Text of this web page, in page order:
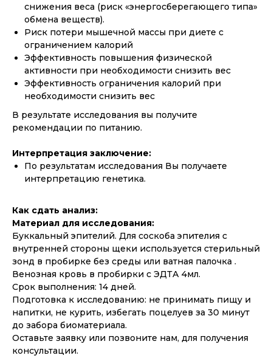
снижения веса (риск «энергосберегающего типа»
обмена веществ).
Риск потери мышечной массы при диете с
ограничением калорий
Эффективность повышения физической
активности при необходимости снизить вес
Эффективность ограничения калорий при
необходимости снизить вес
В результате исследования вы получите
рекомендации по питанию.
Интерпретация заключение:
По результатам исследования Вы получаете
интерпретацию генетика.
Как сдать анализ:
Материал для исследования:
Буккальный эпителий. Для соскоба эпителия с
внутренней стороны щеки используется стерильный
зонд в пробирке без среды или ватная палочка .
Венозная кровь в пробирки с ЭДТА 4мл.
Срок выполнения: 14 дней.
Подготовка к исследованию: не принимать пищу и
напитки, не курить, избегать поцелуев за 30 минут
до забора биоматериала.
Оставьте заявку или позвоните нам, для получения
консультации.